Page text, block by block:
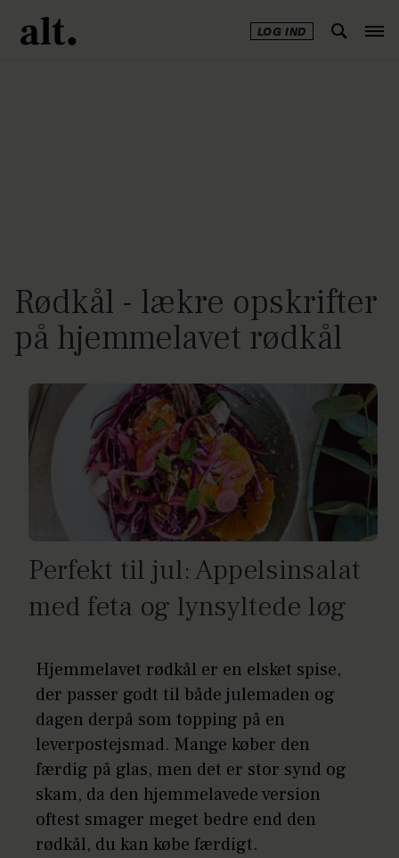
LOG IND
Rødkål - lækre opskrifter
på hjemmelavet rødkål
Perfekt til jul: Appelsinsalat
med feta og lynsyltede løg
Hjemmelavet rødkål er en elsket spise,
der passer godt til både julemaden og
dagen derpå som topping på en
leverpostejsmad. Mange køber den
færdig på glas, men det er stor synd og
skam, da den hjemmelavede version
oftest smager meget bedre end den
rødkål, du kan købe færdigt.